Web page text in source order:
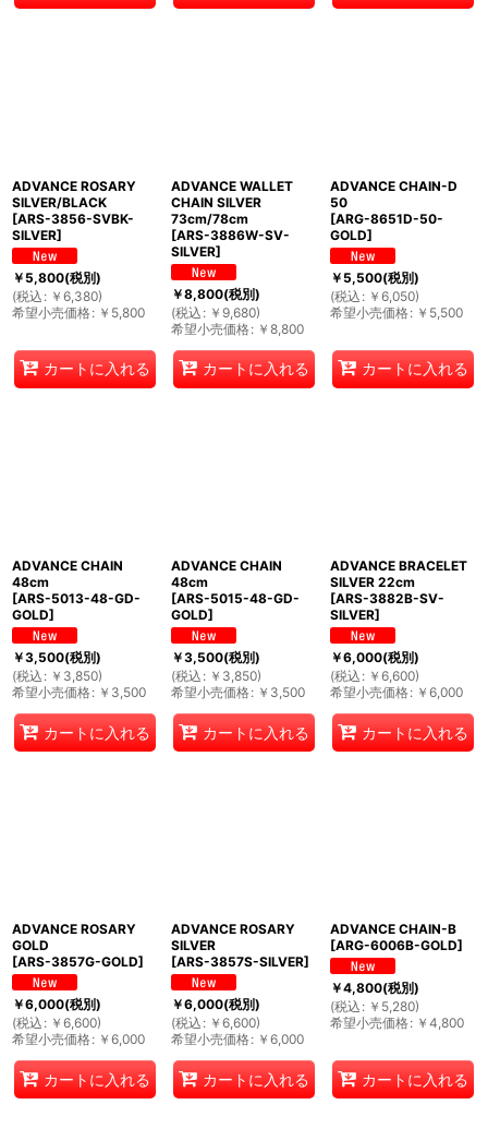
ADVANCE ROSARY
SILVER/BLACK
[ARS-3856-SVBK-
SILVER]
￥5,800(税別)
(税込 : ￥ 6,380)
希望小売価格: ￥ 5,800
カートに入れる
ADVANCE WALLET
CHAIN SILVER
73cm/78cm
[ARS-3886W-SV-
SILVER]
￥8,800(税別)
(税込 : ￥ 9,680)
希望小売価格: ￥ 8,800
カートに入れる
ADVANCE CHAIN-D
50
[ARG-8651D-50-
GOLD]
￥5,500(税別)
(税込 : ￥ 6,050)
希望小売価格: ￥ 5,500
カートに入れる
ADVANCE CHAIN
48cm
[ARS-5013-48-GD-
GOLD]
￥3,500(税別)
(税込 : ￥ 3,850)
希望小売価格: ￥ 3,500
カートに入れる
ADVANCE CHAIN
48cm
[ARS-5015-48-GD-
GOLD]
￥3,500(税別)
(税込 : ￥ 3,850)
希望小売価格: ￥ 3,500
カートに入れる
ADVANCE BRACELET
SILVER 22cm
[ARS-3882B-SV-
SILVER]
￥6,000(税別)
(税込 : ￥ 6,600)
希望小売価格: ￥ 6,000
カートに入れる
ADVANCE ROSARY
GOLD
[ARS-3857G-GOLD]
￥6,000(税別)
(税込 : ￥ 6,600)
希望小売価格: ￥ 6,000
カートに入れる
ADVANCE ROSARY
SILVER
[ARS-3857S-SILVER]
￥6,000(税別)
(税込 : ￥ 6,600)
希望小売価格: ￥ 6,000
カートに入れる
ADVANCE CHAIN-B
[ARG-6006B-GOLD]
￥4,800(税別)
(税込 : ￥ 5,280)
希望小売価格: ￥ 4,800
カートに入れる